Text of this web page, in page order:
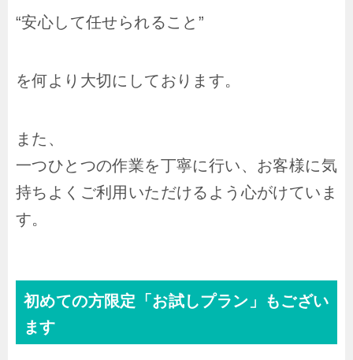
“安心して任せられること”
を何より大切にしております。
また、
一つひとつの作業を丁寧に行い、お客様に気
持ちよくご利用いただけるよう心がけていま
す。
初めての方限定「お試しプラン」もござい
ます